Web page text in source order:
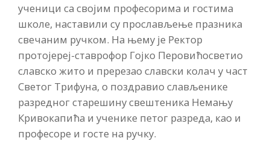
ученици са својим професорима и гостима
школе, наставили су прослављење празника
свечаним ручком. На њему је Ректор
протојереј-ставрофор Гојко Перовићосветио
славско жито и пререзао славски колач у част
Светог Трифуна, о поздравио слављенике
разредног старешину свештеника Немању
Кривокапића и ученике петог разреда, као и
професоре и госте на ручку.